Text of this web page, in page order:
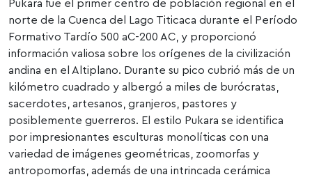
Pukara fue el primer centro de población regional en el
norte de la Cuenca del Lago Titicaca durante el Período
Formativo Tardío 500 aC-200 AC, y proporcionó
información valiosa sobre los orígenes de la civilización
andina en el Altiplano. Durante su pico cubrió más de un
kilómetro cuadrado y albergó a miles de burócratas,
sacerdotes, artesanos, granjeros, pastores y
posiblemente guerreros. El estilo Pukara se identifica
por impresionantes esculturas monolíticas con una
variedad de imágenes geométricas, zoomorfas y
antropomorfas, además de una intrincada cerámica